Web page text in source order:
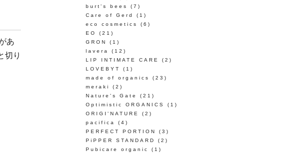
あ
切り
burt's bees
(7)
Care of Gerd
(1)
eco cosmetics
(6)
EO
(21)
GRON
(1)
lavera
(12)
LIP INTIMATE CARE
(2)
LOVEBYT
(1)
made of organics
(23)
meraki
(2)
Nature's Gate
(21)
Optimistic ORGANICS
(1)
ORIGI'NATURE
(2)
pacifica
(4)
PERFECT PORTION
(3)
PiPPER STANDARD
(2)
Pubicare organic
(1)